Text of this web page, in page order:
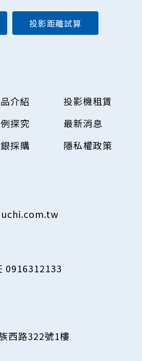
投影距離試算
介紹
投影機租賃
探究
最新消息
採購 隱私權政策
0916312133
西路322號1樓